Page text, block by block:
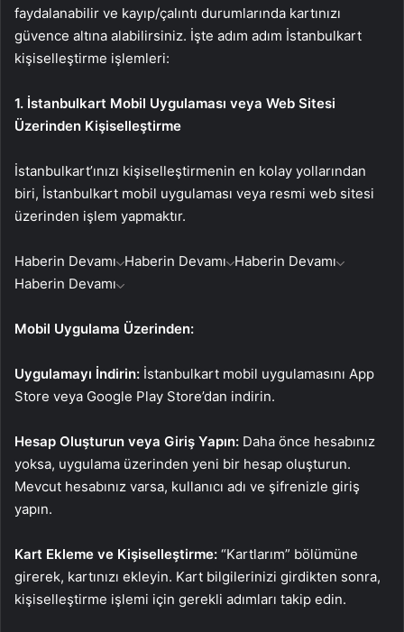
faydalanabilir ve kayıp/çalıntı durumlarında kartınızı
güvence altına alabilirsiniz. İşte adım adım İstanbulkart
kişiselleştirme işlemleri:
1. İstanbulkart Mobil Uygulaması veya Web Sitesi
Üzerinden Kişiselleştirme
İstanbulkart’ınızı kişiselleştirmenin en kolay yollarından
biri, İstanbulkart mobil uygulaması veya resmi web sitesi
üzerinden işlem yapmaktır.
Haberin Devamı Haberin Devamı Haberin Devamı
Haberin Devamı
Mobil Uygulama Üzerinden:
Uygulamayı İndirin: İstanbulkart mobil uygulamasını App
Store veya Google Play Store’dan indirin.
Hesap Oluşturun veya Giriş Yapın: Daha önce hesabınız
yoksa, uygulama üzerinden yeni bir hesap oluşturun.
Mevcut hesabınız varsa, kullanıcı adı ve şifrenizle giriş
yapın.
Kart Ekleme ve Kişiselleştirme: “Kartlarım” bölümüne
girerek, kartınızı ekleyin. Kart bilgilerinizi girdikten sonra,
kişiselleştirme işlemi için gerekli adımları takip edin.